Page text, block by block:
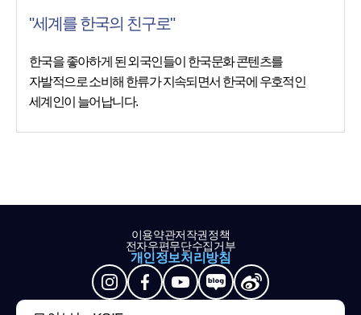
"세계를 한국의 친구로"
한국을 좋아하게 된 외국인들이 한국문화 콘텐츠를
자발적으로 소비해 한류가 지속되면서 한국에 우호적인
세계인이 늘어납니다.
이용약관저작권정책
전자우편무단수집거부
개인정보처리방침